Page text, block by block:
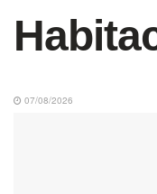
07/08/2026